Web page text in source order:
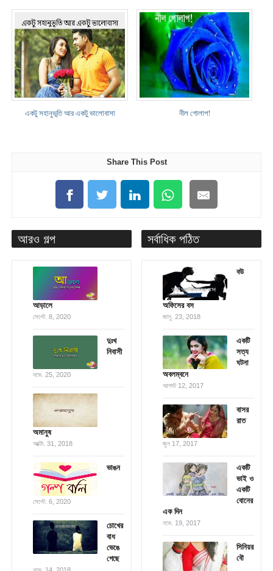
একটু সহানুভূতি আর একটু ভালোবাসা নীল গোলাপ!
Share This Post
আরও গল্প
আড়ালে
সেপ্টে. 8, 2020
দুঃখ
নিবাসী
নভে. 25, 2020
অমানুষ
অক্টো. 31, 2018
ভাঙন
সেপ্টে. 6, 2020
চোখের
বাধ
ভেঙে
গেছে
সর্বাধিক পঠিত
বউ
অফিসের বস
জানু. 23, 2018
একটি
সত্য
ঘটনা
অবলম্বনে
আগস্ট 12, 2017
বাসর
রাত
জুন 17, 2017
একটি
ভাই ও
একটি
বোনের
এক দিন
নভে. 19, 2017
সিনিয়র
বৌ